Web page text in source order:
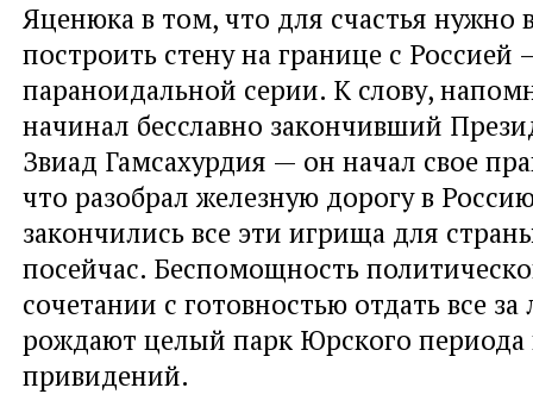
Яценюка в том, что для счастья нужно
построить стену на границе с Россией
параноидальной серии. К слову,
начинал бесславно закончивший
Звиад Гамсахурдия — он начал свое
что разобрал железную дорогу в
закончились все эти игрища для
посейчас. Беспомощность
сочетании с готовностью отдать все
рождают целый парк Юрского периода
привидений.